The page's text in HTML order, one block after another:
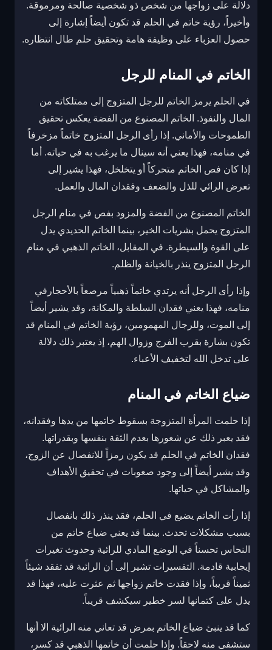
دلالة على زواجها من شخص ذو شخصية صالحة ومرموقة.
وأخيراً، رؤية خاتم في الحلم قد تكون أيضاً إشارة إلى
حصول العزباء على وظيفة هامة وتحقيق حلم طال انتظاره.
الخاتم في المنام للرجل
في الحلم يرمز الخاتم للرجل المتزوج إلى ممتلكاته من
المال والنفوذ. الخاتم المصنوع من الفضة يعكس تحقيق
الطموحات والأماني. إذا رأى الرجل المتزوج خاتماً مزخرفاً
في منامه، فهذا يعني أنه سينال ما يرغب به في حياته. أما
إذا كان فص الخاتم متحركاً أو يتخلخل، فهذا يشير إلى
تعرض الرائي للذل والضعف وفقدان المال والعمل.
الخاتم المصنوع من الفضة والمزود بفص في منام الرجل
المتزوج يحمل بشريات الخير، بينما الخاتم الحديدي يدل
على القوة والسيطرة. في المقابل، الخاتم الذهبي في منام
الرجل المتزوج ينذر بالخيانة والظلم.
وإذا رأى الرجل أنه يرتدي خاتماً ذهبياً مرصعاً بالأحجارفي
منامه، فهذا يعني فقدان السلطة والمكانة، وقد يشير أيضاً
إلى الموت، وللرجال المهمومين، رؤية الخاتم في المنام قد
تكون بشارة بقرب الفرج وزوال الهم، إذ يعتبر ذلك دلالة
على تدخل الله لتخفيف الأعباء.
ضياع الخاتم في المنام
إذا حلمت المرأة المتزوجة بسقوط خاتمها من يدها وفقدانه،
فقد يعبر ذلك عن شعورها بعدم الثقة بنفسها وبقدراتها.
فقدان الخاتم في الحلم قد يكون رمزاً للانفصال عن الزوج،
وقد يشير أيضاً إلى وجود صعوبات في تحقيق الأهداف
والمشاكل في حياتها.
إذا رأت الخاتم يضيع في الحلم، فقد ينذر ذلك بانفصال
بسبب مشكلات تحدث. بينما قد يعني ضياع خاتم من
النحاس تحسناً في الوضع المادي للرائية وحدوث تغيرات
إيجابية قادمة. التفسيرات تشير إلى أن الرائية قد تفقد شيئاً
ثميناً قريباً، وإذا فقدت خاتم زواجها ثم عثرت عليه، فهذا قد
يدل على كتمانها لسر خطير سيكشف قريباً.
كما قد ينبئ ضياع الخاتم بمرض قد تعاني منه الرائية الا أنها
ستشفى منه لاحقاً. وإذا حلمت أن خاتمها الذهبي قد كسر،